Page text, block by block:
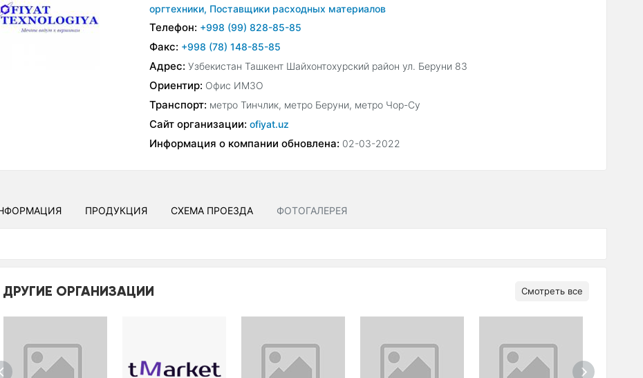
оргтехники, Поставщики расходных материалов
Телефон: +998 (99) 828-85-85
Факс: +998 (78) 148-85-85
Адрес: Узбекистан Ташкент Шайхонтохурский район ул. Беруни 83
Ориентир: Офис ИМЗО
Транспорт: метро Тинчлик, метро Беруни, метро Чор-Су
Сайт организации: ofiyat.uz
Информация о компании обновлена: 02-03-2022
ПРОДУКЦИЯ СХЕМА ПРОЕЗДА ФОТОГАЛЕРЕЯ
ДРУГИЕ ОРГАНИЗАЦИИ Смотреть все